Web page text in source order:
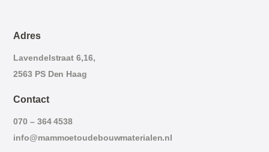
Adres
Lavendelstraat 6,16,
2563 PS Den Haag
Contact
070 – 364 4538
info@mammoetoudebouwmaterialen.nl